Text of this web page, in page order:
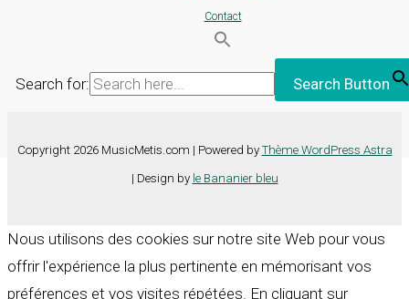
Contact
Search for: Search Button
Copyright 2026 MusicMetis.com | Powered by Thème WordPress Astra
| Design by le Bananier bleu
Nous utilisons des cookies sur notre site Web pour vous
offrir l'expérience la plus pertinente en mémorisant vos
préférences et vos visites répétées. En cliquant sur